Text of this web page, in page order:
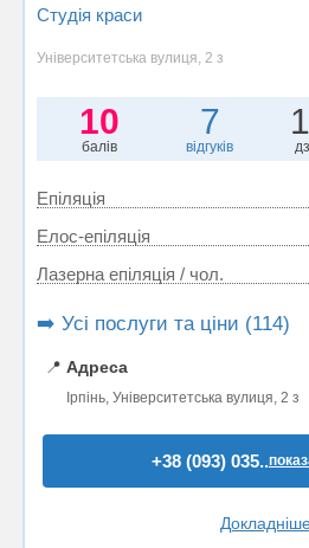
Студія краси
Університетська вулиця, 2 з
10
балів
7
відгуків
Епіляція
Елос-епіляція
Лазерна епіляція / чол.
➡️ Усі послуги та ціни (114)
📍 Адреса
Ірпінь, Університетська вулиця, 2 з
+38 (093) 035..